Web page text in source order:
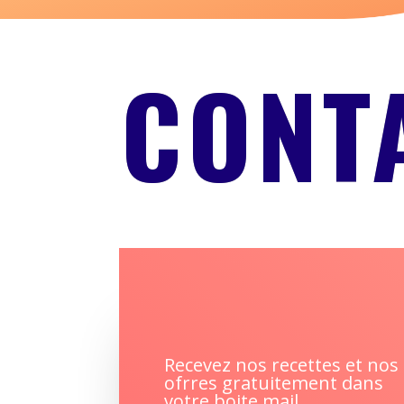
Recevez nos recettes et nos
ofrres gratuitement dans